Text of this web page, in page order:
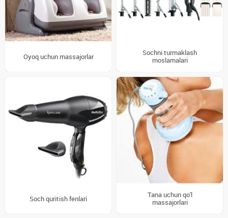
Oyoq uchun massajorlar
Sochni turmaklash
moslamalari
Soch quritish fenlari
Tana uchun qo'l
massajorlari